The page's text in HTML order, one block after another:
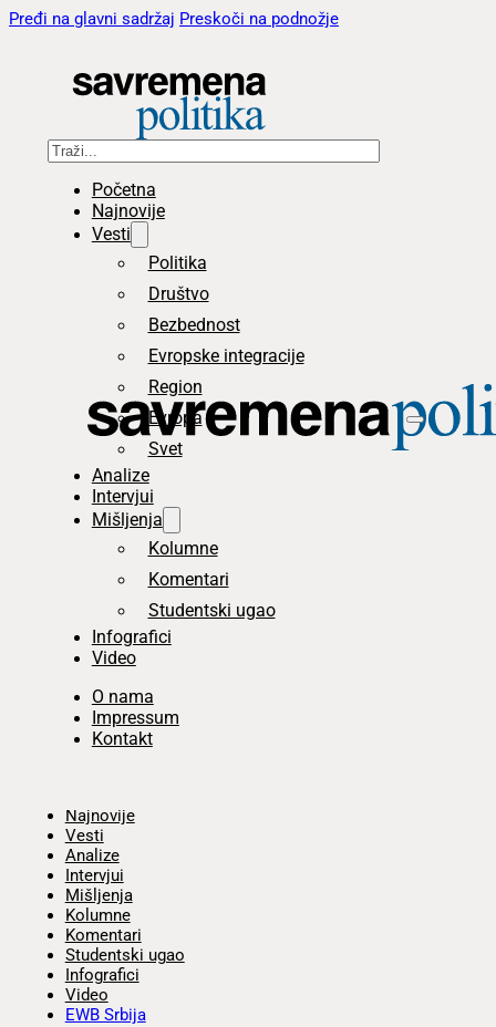
Pređi na glavni sadržaj Preskoči na podnožje
Pretraga
Početna
Najnovije
Vesti
Politika
Društvo
Bezbednost
Evropske integracije
Region
Evropa
Svet
Analize
Intervjui
Mišljenja
Kolumne
Komentari
Studentski ugao
Infografici
Video
O nama
Impressum
Kontakt
Najnovije
Vesti
Analize
Intervjui
Mišljenja
Kolumne
Komentari
Studentski ugao
Infografici
Video
EWB Srbija